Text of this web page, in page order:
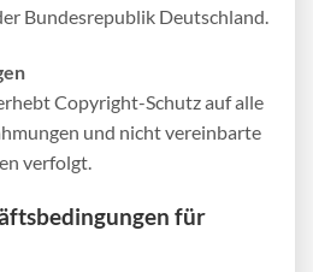
Bundesrepublik Deutschland.
Copyright-Schutz auf alle
und nicht vereinbarte
verfolgt.
für